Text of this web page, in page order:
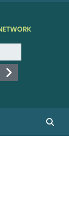
Đăng nhập
Tìm